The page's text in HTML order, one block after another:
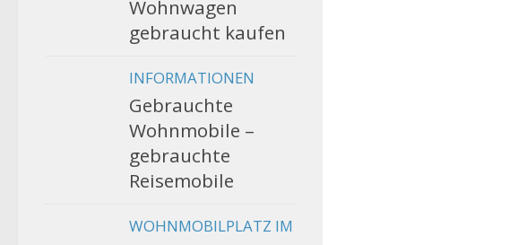
Wohnwagen
gebraucht kaufen
INFORMATIONEN
Gebrauchte
Wohnmobile –
gebrauchte
Reisemobile
WOHNMOBILPLATZ IM